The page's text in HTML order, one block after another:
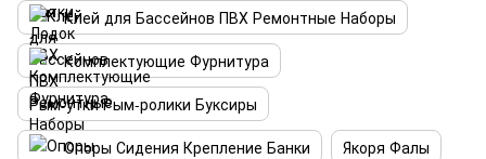
Клей для Бассейнов ПВХ Ремонтные Наборы
Комплектующие Фурнитура
Рым-утки Рым-ролики Буксиры
Опоры Сидения Крепление Банки
Якоря Фалы